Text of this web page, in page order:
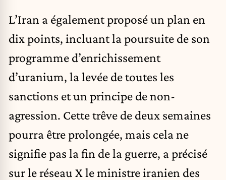
L’Iran a également proposé un plan en
dix points, incluant la poursuite de son
programme d’enrichissement
d’uranium, la levée de toutes les
sanctions et un principe de non-
agression. Cette trêve de deux semaines
pourra être prolongée, mais cela ne
signifie pas la fin de la guerre, a précisé
sur le réseau X le ministre iranien des